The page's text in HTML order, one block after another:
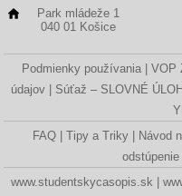
Park mládeže 1
040 01 Košice
Podmienky používania VOP
údajov
Súťaž – SLOVNÉ
FAQ
Tipy a Triky Návod
www.studentskycasopis.sk